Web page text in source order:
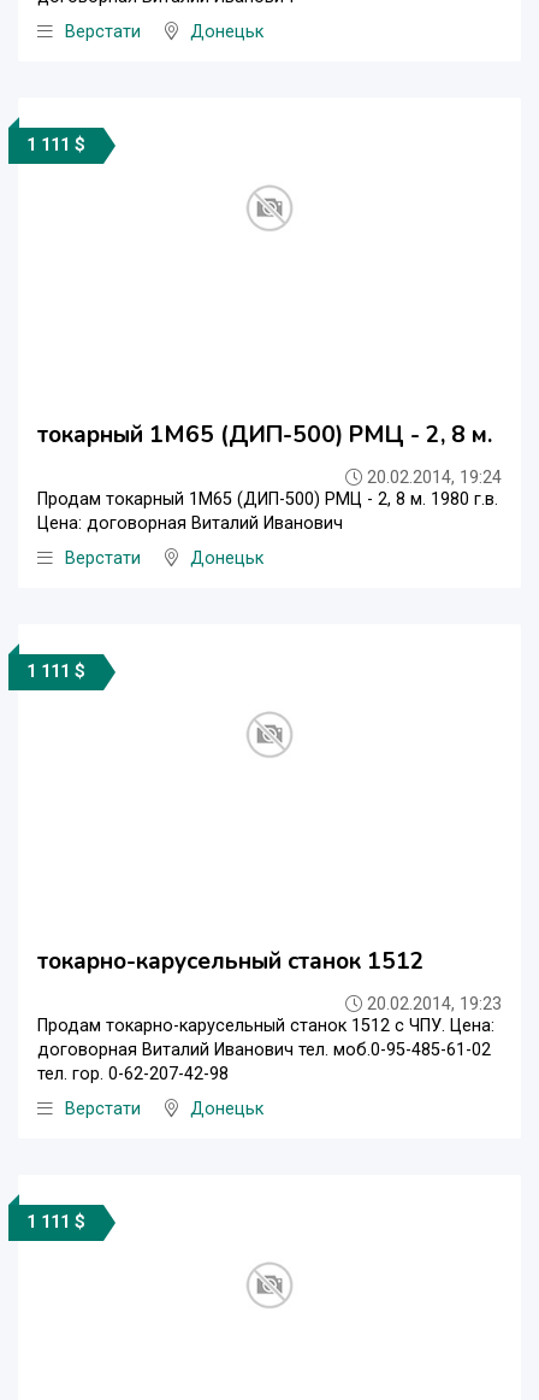
Верстати
Донецьк
1 111 $
токарный 1М65 (ДИП-500) РМЦ - 2, 8 м.
20.02.2014, 19:24
Продам токарный 1М65 (ДИП-500) РМЦ - 2, 8 м. 1980 г.в.
Цена: договорная Виталий Иванович
Верстати
Донецьк
1 111 $
токарно-карусельный станок 1512
20.02.2014, 19:23
Продам токарно-карусельный станок 1512 с ЧПУ. Цена:
договорная Виталий Иванович тел. моб.0-95-485-61-02
тел. гор. 0-62-207-42-98
Верстати
Донецьк
1 111 $